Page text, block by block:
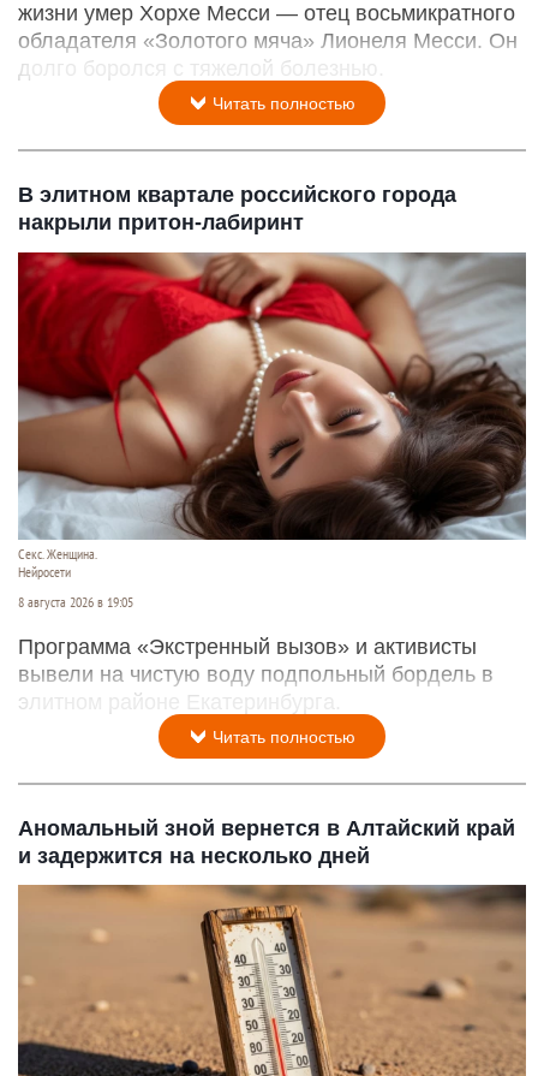
жизни умер Хорхе Месси — отец восьмикратного
обладателя «Золотого мяча» Лионеля Месси. Он
долго боролся с тяжелой болезнью.
Читать полностью
В элитном квартале российского города
накрыли притон-лабиринт
Секс. Женщина.
Нейросети
8 августа 2026 в 19:05
Программа «Экстренный вызов» и активисты
вывели на чистую воду подпольный бордель в
элитном районе Екатеринбурга.
Читать полностью
Аномальный зной вернется в Алтайский край
и задержится на несколько дней